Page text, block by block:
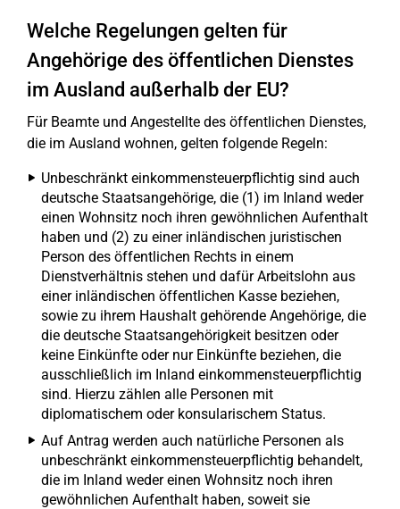
Welche Regelungen gelten für
Angehörige des öffentlichen Dienstes
im Ausland außerhalb der EU?
Für Beamte und Angestellte des öffentlichen Dienstes,
die im Ausland wohnen, gelten folgende Regeln:
Unbeschränkt einkommensteuerpflichtig sind auch
deutsche Staatsangehörige, die (1) im Inland weder
einen Wohnsitz noch ihren gewöhnlichen Aufenthalt
haben und (2) zu einer inländischen juristischen
Person des öffentlichen Rechts in einem
Dienstverhältnis stehen und dafür Arbeitslohn aus
einer inländischen öffentlichen Kasse beziehen,
sowie zu ihrem Haushalt gehörende Angehörige, die
die deutsche Staatsangehörigkeit besitzen oder
keine Einkünfte oder nur Einkünfte beziehen, die
ausschließlich im Inland einkommensteuerpflichtig
sind. Hierzu zählen alle Personen mit
diplomatischem oder konsularischem Status.
Auf Antrag werden auch natürliche Personen als
unbeschränkt einkommensteuerpflichtig behandelt,
die im Inland weder einen Wohnsitz noch ihren
gewöhnlichen Aufenthalt haben, soweit sie